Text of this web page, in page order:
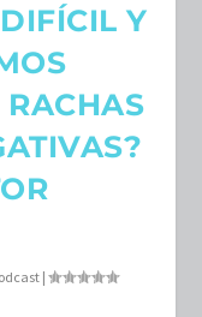
Y
RACHAS
|